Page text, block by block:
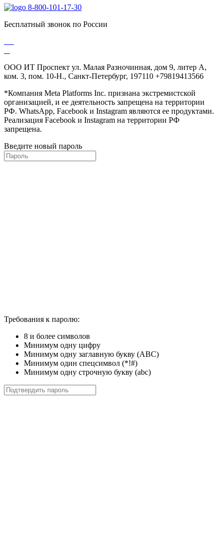
8-800-101-17-30
Бесплатный звонок по России
ООО ИТ Проспект ул. Малая Разночинная, дом 9, литер А,
ком. 3, пом. 10-Н., Санкт-Петербург, 197110 +79819413566
*Компания Meta Platforms Inc. признана экстремистской
организацией, и ее деятельность запрещена на территории
РФ. WhatsApp, Facebook и Instagram являются ее продуктами.
Реализация Facebook и Instagram на территории РФ
запрещена.
Введите новый пароль
Требования к паролю:
8 и более символов
Минимум одну цифру
Минимум одну заглавную букву (ABC)
Минимум один спецсимвол (*!#)
Минимум одну строчную букву (abc)